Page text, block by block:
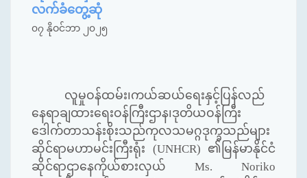
လက်ခံတွေ့ဆုံ
၀၇ နိုဝင်ဘာ ၂၀၂၅
လူမှုဝန်ထမ်း၊ကယ်ဆယ်ရေးနှင့်ပြန်လည်
နေရာချထားရေးဝန်ကြီးဌာန၊ဒုတိယဝန်ကြီး
ဒေါက်တာသန်းစိုးသည်ကုလသမဂ္ဂဒုက္ခသည်များ
ဆိုင်ရာမဟာမင်းကြီးရုံး (UNHCR) ၏မြန်မာနိုင်ငံ
ဆိုင်ရာဌာနေကိုယ်စားလှယ် Ms. Noriko